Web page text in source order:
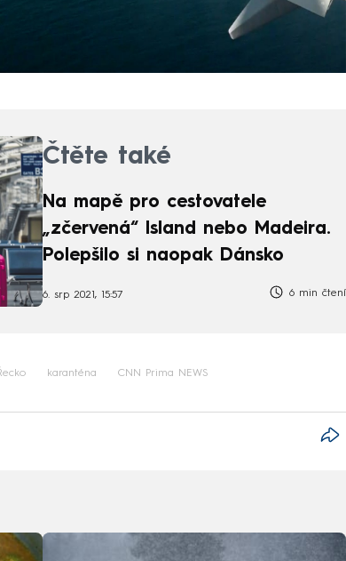
Čtěte také
Na mapě pro cestovatele
„zčervená“ Island nebo Madeira.
Polepšilo si naopak Dánsko
6. srp 2021, 15:57 6 min čtení
karanténa CNN Prima NEWS